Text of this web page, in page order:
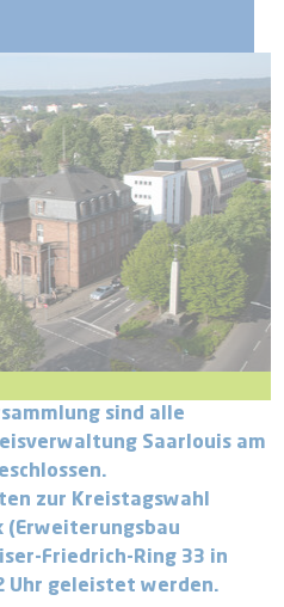
sind alle
Saarlouis am
zur Kreistagswahl
(Erweiterungsbau
Friedrich-Ring 33 in
Uhr geleistet werden.